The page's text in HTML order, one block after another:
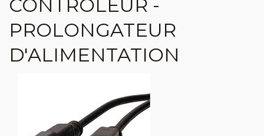
CONTRÔLEUR -
PROLONGATEUR
D'ALIMENTATION